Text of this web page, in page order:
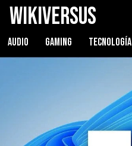
WikiVersus
AUDIO GAMING TECNOLOGÍA